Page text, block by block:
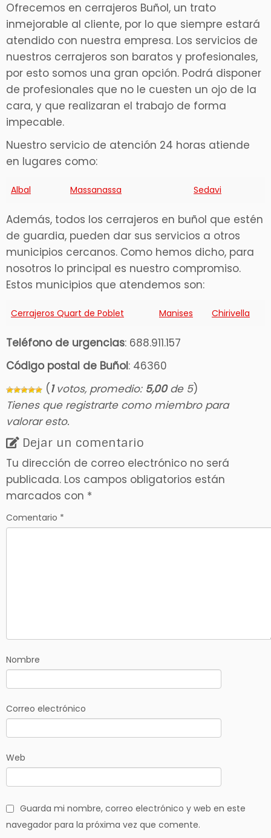
Ofrecemos en cerrajeros Buñol, un trato
inmejorable al cliente, por lo que siempre estará
atendido con nuestra empresa. Los servicios de
nuestros cerrajeros son baratos y profesionales,
por esto somos una gran opción. Podrá disponer
de profesionales que no le cuesten un ojo de la
cara, y que realizaran el trabajo de forma
impecable.
Nuestro servicio de atención 24 horas atiende
en lugares como:
Albal Massanassa Sedavi
Además, todos los cerrajeros en buñol que estén
de guardia, pueden dar sus servicios a otros
municipios cercanos. Como hemos dicho, para
nosotros lo principal es nuestro compromiso.
Estos municipios que atendemos son:
Cerrajeros Quart de Poblet Manises Chirivella
Teléfono de urgencias: 688.911.157
Código postal de Buñol: 46360
(1votos, promedio: 5,00de 5)
Tienes que registrarte como miembro para
valorar esto.
Dejar un comentario
Tu dirección de correo electrónico no será
publicada. Los campos obligatorios están
marcados con *
Comentario *
Nombre
Correo electrónico
Web
Guarda mi nombre, correo electrónico y web en este
navegador para la próxima vez que comente.